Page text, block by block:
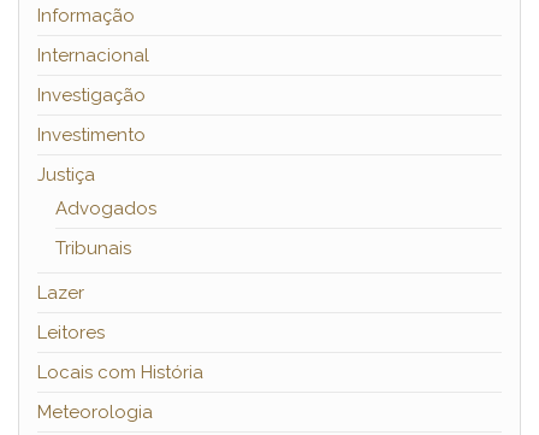
Informação
Internacional
Investigação
Investimento
Justiça
Advogados
Tribunais
Lazer
Leitores
Locais com História
Meteorologia